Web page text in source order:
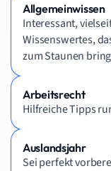
Allgemeinwissen
Interessant,
Wissenswertes,
zum Staunen
Arbeitsrecht
Hilfreiche Tipps
Auslandsjahr
Sei perfekt